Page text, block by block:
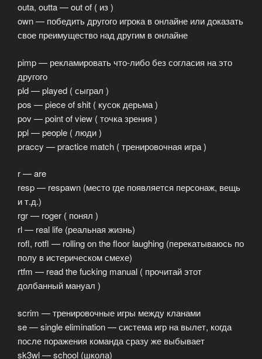
outa, outta — out of ( из )
own — победить другого игрока в онлайне или доказать
свое преимущество над другим в онлайне
pimp — рекламировать что-либо без согласия на это
другого
pld — played ( сыграл )
pos — piece of shit ( кусок дерьма )
pov — point of view ( точка зрения )
ppl — people ( люди )
praccy — practice match ( тренировочная игра )
r — are
resp — respawn (место где появляется персонаж, вещь
и т.д.)
rgr — roger ( понял )
rl — real life (реальная жизнь)
rofl, rotfl — rolling on the floor laughing (перекатываюсь по
полу в истерическом смехе)
rtfm — read the fucking manual ( прочитай этот
долбанный мануал )
scrim — тренировочные игры между кланами
se — single elimination — система игр на вылет, когда
после поражения команда сразу же выбывает
sk3wl — school (школа)